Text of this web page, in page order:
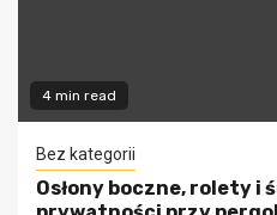
4 min read
Bez kategorii
Osłony boczne, rolety i